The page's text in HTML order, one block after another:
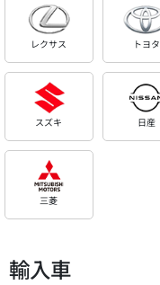
レクサス トヨタ
スズキ 日産
三菱
輸入車